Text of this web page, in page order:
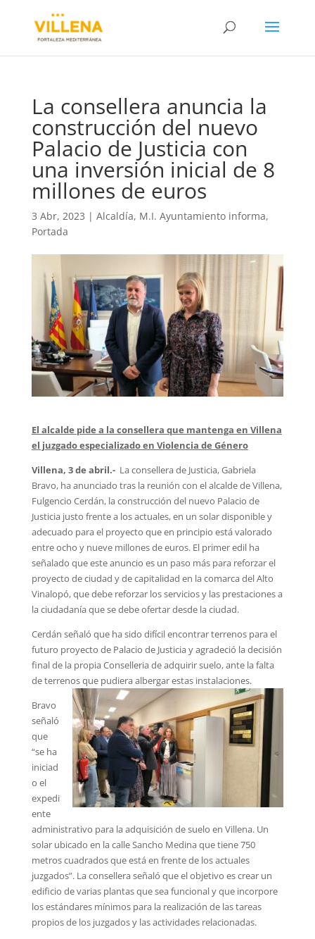
La consellera anuncia la
construcción del nuevo
Palacio de Justicia con
una inversión inicial de 8
millones de euros
3 Abr, 2023 | Alcaldía, M.I. Ayuntamiento informa,
Portada
El alcalde pide a la consellera que mantenga en Villena
el juzgado especializado en Violencia de Género
Villena, 3 de abril.- La consellera de Justicia, Gabriela
Bravo, ha anunciado tras la reunión con el alcalde de Villena,
Fulgencio Cerdán, la construcción del nuevo Palacio de
Justicia justo frente a los actuales, en un solar disponible y
adecuado para el proyecto que en principio está valorado
entre ocho y nueve millones de euros. El primer edil ha
señalado que este anuncio es un paso más para reforzar el
proyecto de ciudad y de capitalidad en la comarca del Alto
Vinalopó, que debe reforzar los servicios y las prestaciones a
la ciudadanía que se debe ofertar desde la ciudad.
Cerdán señaló que ha sido difícil encontrar terrenos para el
futuro proyecto de Palacio de Justicia y agradeció la decisión
final de la propia Conselleria de adquirir suelo, ante la falta
de terrenos que pudiera albergar estas instalaciones.
Bravo
señaló
que
“se ha
iniciad
o el
expedi
ente
administrativo para la adquisición de suelo en Villena. Un
solar ubicado en la calle Sancho Medina que tiene 750
metros cuadrados que está en frente de los actuales
juzgados”. La consellera señaló que el objetivo es crear un
edificio de varias plantas que sea funcional y que incorpore
los estándares mínimos para la realización de las tareas
propios de los juzgados y las actividades relacionadas.